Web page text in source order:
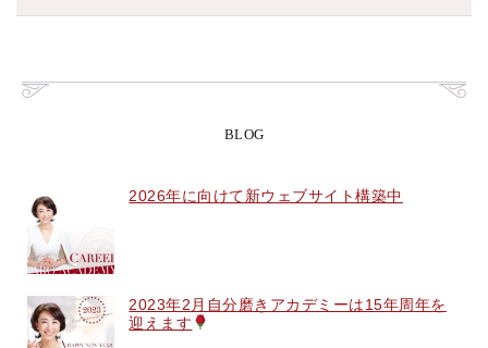
BLOG
2026年に向けて新ウェブサイト構築中
2023年2月自分磨きアカデミーは15年周年を
迎えます